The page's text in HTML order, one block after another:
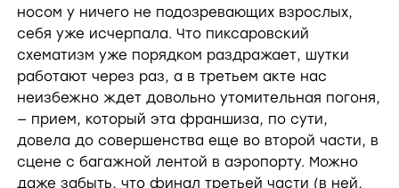
носом у ничего не подозревающих взрослых,
себя уже исчерпала. Что пиксаровский
схематизм уже порядком раздражает, шутки
работают через раз, а в третьем акте нас
неизбежно ждет довольно утомительная погоня,
— прием, который эта франшиза, по сути,
довела до совершенства еще во второй части, в
сцене с багажной лентой в аэропорту. Можно
даже забыть, что финал третьей части (в ней,